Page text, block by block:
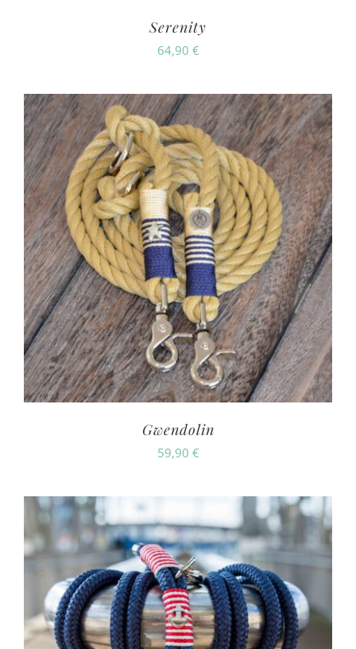
Serenity
64,90 €
Gwendolin
59,90 €